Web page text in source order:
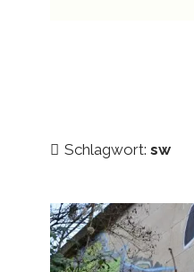
Schlagwort: sw